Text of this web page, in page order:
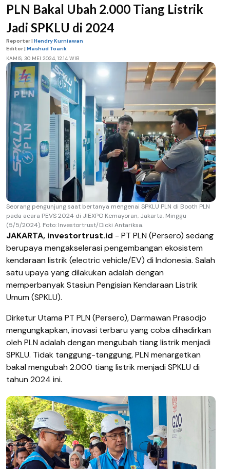
PLN Bakal Ubah 2.000 Tiang Listrik
Jadi SPKLU di 2024
Reporter | Hendry Kurniawan
Editor | Mashud Toarik
KAMIS, 30 MEI 2024, 12.14 WIB
Seorang pengunjung saat bertanya mengenai SPKLU PLN di Booth PLN
pada acara PEVS 2024 di JIEXPO Kemayoran, Jakarta, Minggu
(5/5/2024). Foto: Investortrust/Dicki Antariksa.
JAKARTA, investortrust.id - PT PLN (Persero) sedang
berupaya mengakselerasi pengembangan ekosistem
kendaraan listrik (electric vehicle/EV) di Indonesia. Salah
satu upaya yang dilakukan adalah dengan
memperbanyak Stasiun Pengisian Kendaraan Listrik
Umum (SPKLU).
Dirketur Utama PT PLN (Persero), Darmawan Prasodjo
mengungkapkan, inovasi terbaru yang coba dihadirkan
oleh PLN adalah dengan mengubah tiang listrik menjadi
SPKLU. Tidak tanggung-tanggung, PLN menargetkan
bakal mengubah 2.000 tiang listrik menjadi SPKLU di
tahun 2024 ini.